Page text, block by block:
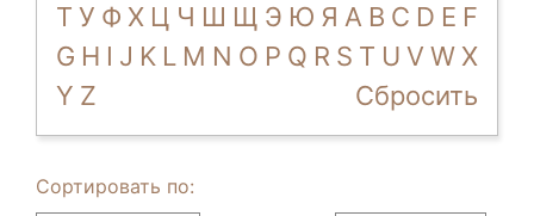
Т У Ф Х Ц Ч Ш Щ Э Ю Я A B C D E F
G H I J K L M N O P Q R S T U V W X
Y Z Сбросить
Сортировать по: